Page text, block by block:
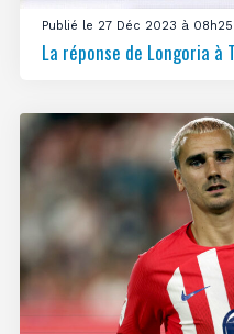
Publié le 27 Déc 2023 à 08h25
La réponse de Longoria à